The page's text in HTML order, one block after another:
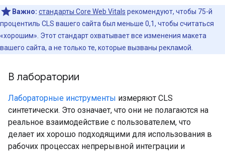
Важно: стандарты Core Web Vitals рекомендуют, чтобы 75-й
процентиль CLS вашего сайта был меньше 0,1, чтобы считаться
«хорошим». Этот стандарт охватывает все изменения макета
вашего сайта, а не только те, которые вызваны рекламой.
В лаборатории
Лабораторные инструменты измеряют CLS
синтетически. Это означает, что они не полагаются на
реальное взаимодействие с пользователем, что
делает их хорошо подходящими для использования в
рабочих процессах непрерывной интеграции и